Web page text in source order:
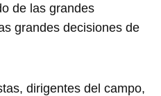
de las grandes
grandes decisiones de
dirigentes del campo,